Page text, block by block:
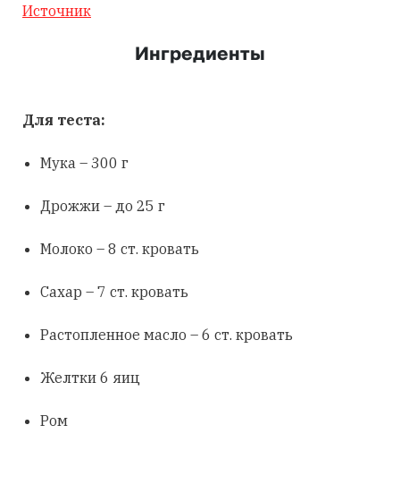
Источник
Ингредиенты
Для теста:
Мука – 300 г
Дрожжи – до 25 г
Молоко – 8 ст. кровать
Сахар – 7 ст. кровать
Растопленное масло – 6 ст. кровать
Желтки 6 яиц
Ром